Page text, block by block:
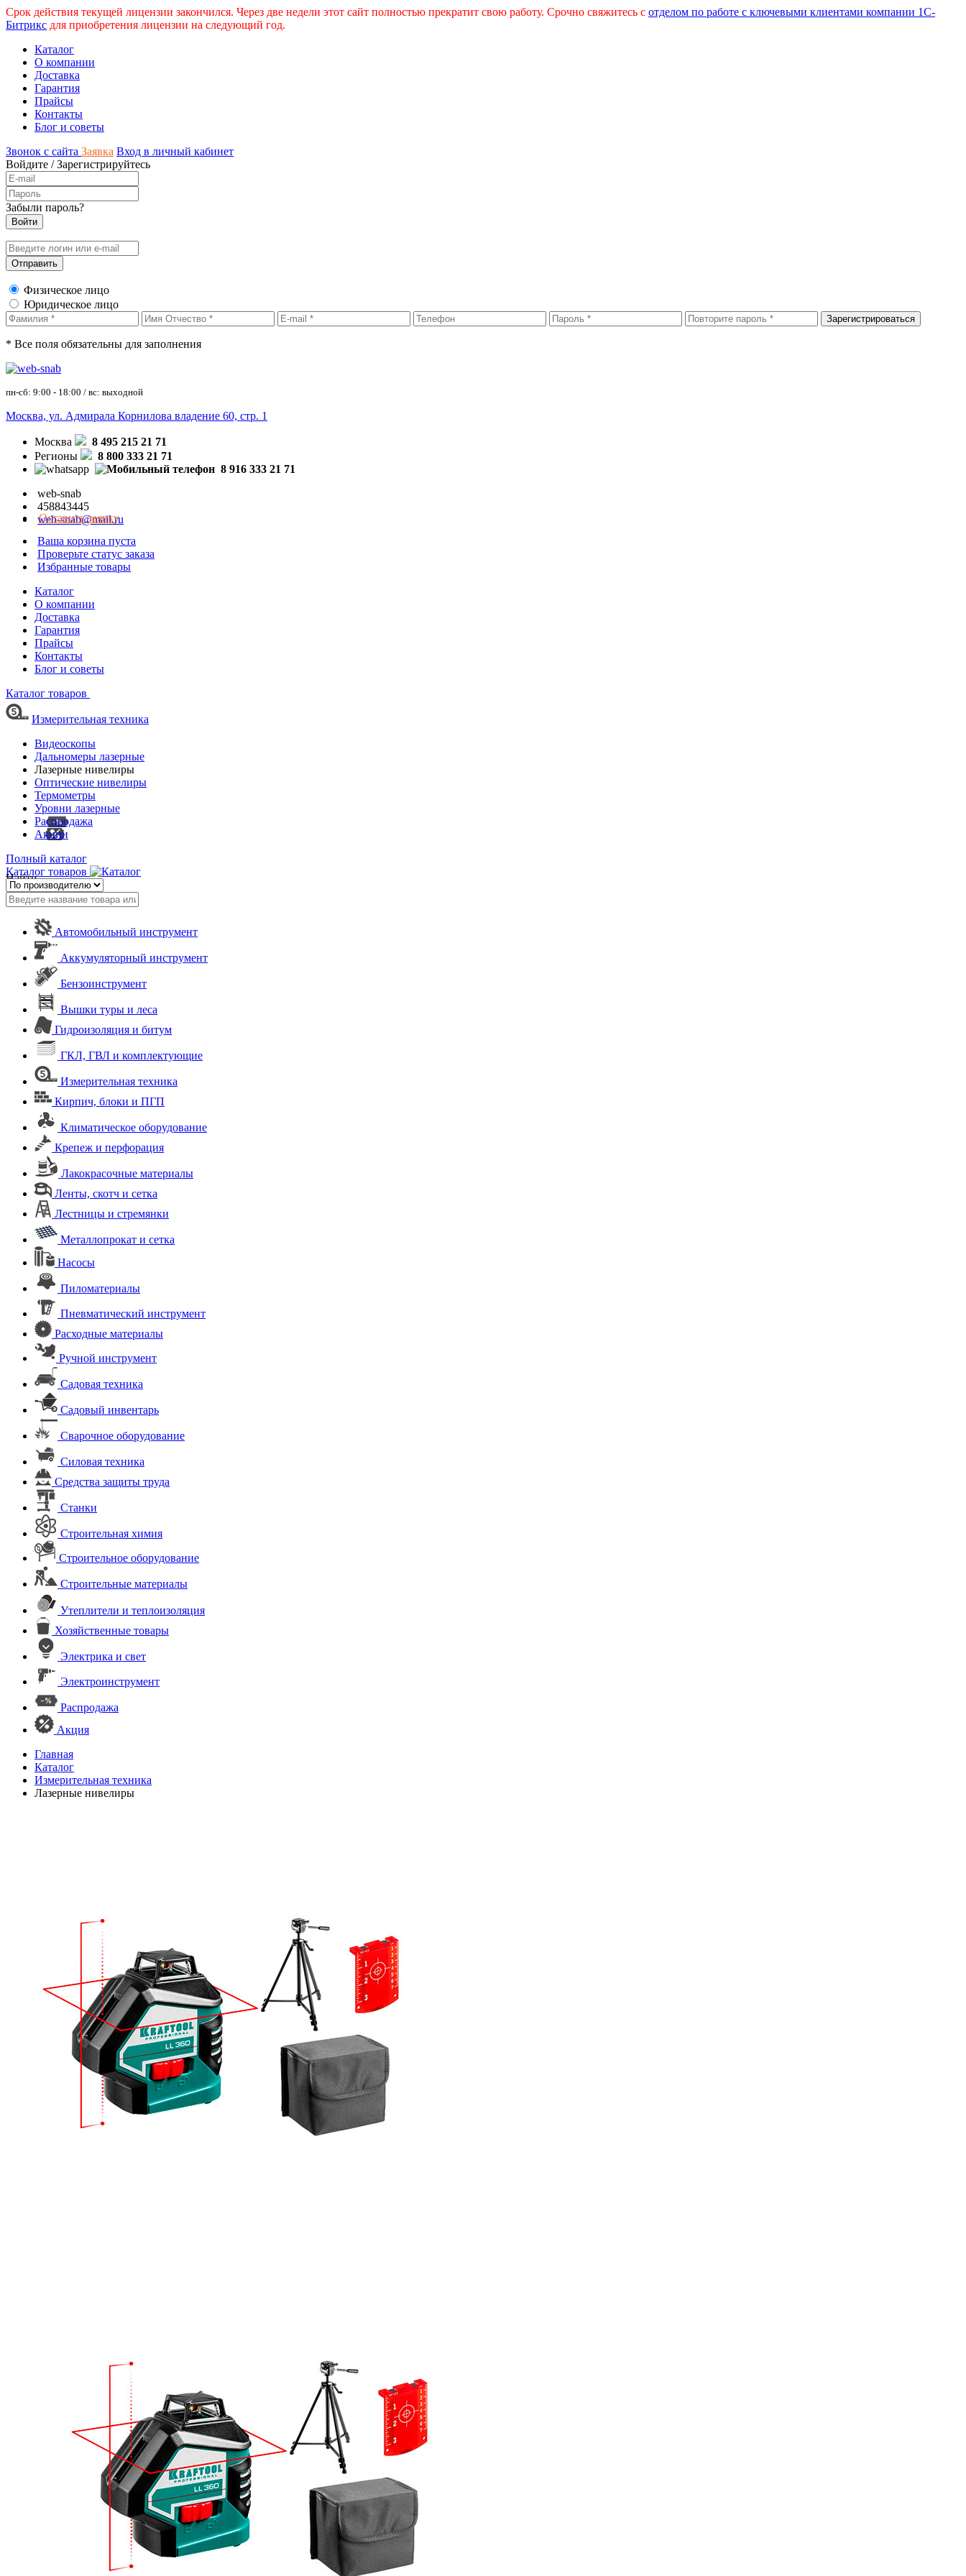
Срок действия текущей лицензии закончился. Через две недели этот сайт полностью прекратит свою работу. Срочно свяжитесь с отделом по работе с ключевыми клиентами компании 1С-
Битрикс для приобретения лицензии на следующий год.
Каталог
О компании
Доставка
Гарантия
Прайсы
Контакты
Блог и советы
Звонок с сайта Заявка Вход в личный кабинет
Войдите /Зарегистрируйтесь
Забыли пароль?
Физическое лицо
Юридическое лицо
* Все поля обязательны для заполнения
пн-сб: 9:00 - 18:00 / вс: выходной
Москва, ул. Адмирала Корнилова владение 60, стр. 1
Москва
8 495 215 21 71
Регионы
8 800 333 21 71
8 916 333 21 71
web-snab
458843445
web-snab@mail.ru
Оставить заявку
Ваша корзина пуста
Проверьте статус заказа
Избранные товары
Каталог
О компании
Доставка
Гарантия
Прайсы
Контакты
Блог и советы
Каталог товаров
Измерительная техника
Видеоскопы
Дальномеры лазерные
Лазерные нивелиры
Оптические нивелиры
Термометры
Уровни лазерные
Распродажа
Акции
Полный каталог
Каталог товаров
Найти
Автомобильный инструмент
Аккумуляторный инструмент
Бензоинструмент
Вышки туры и леса
Гидроизоляция и битум
ГКЛ, ГВЛ и комплектующие
Измерительная техника
Кирпич, блоки и ПГП
Климатическое оборудование
Крепеж и перфорация
Лакокрасочные материалы
Ленты, скотч и сетка
Лестницы и стремянки
Металлопрокат и сетка
Насосы
Пиломатериалы
Пневматический инструмент
Расходные материалы
Ручной инструмент
Садовая техника
Садовый инвентарь
Сварочное оборудование
Силовая техника
Средства защиты труда
Станки
Строительная химия
Строительное оборудование
Строительные материалы
Утеплители и теплоизоляция
Хозяйственные товары
Электрика и свет
Электроинструмент
Распродажа
Акция
Главная
Каталог
Измерительная техника
Лазерные нивелиры